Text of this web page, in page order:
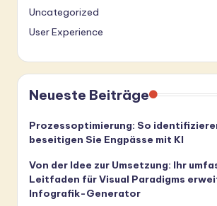
Uncategorized
User Experience
Neueste Beiträge
Prozessoptimierung: So
beseitigen Sie Engpässe mit KI
Von der Idee zur Umsetzung: Ihr
Leitfaden für Visual Paradigms
Infografik-Generator